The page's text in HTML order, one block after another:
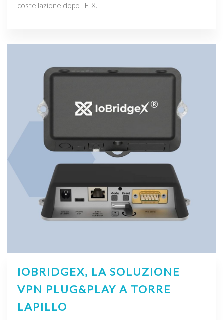
costellazione dopo LEIX.
IOBRIDGEX, LA SOLUZIONE
VPN PLUG&PLAY A TORRE
LAPILLO